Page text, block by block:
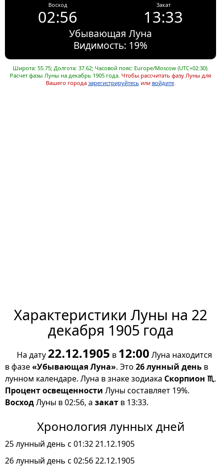
Восход
02:56
Закат
13:33
Убывающая Луна
Видимость: 19%
Широта: 55.75; Долгота: 37.62; Часовой пояс: Europe/Moscow (UTC+02:30).
Расчет фазы Луны на декабрь 1905 года. Чтобы рассчитать фазу Луны для
Вашего города зарегистрируйтесь или войдите.
Характеристики Луны на 22
декабря 1905 года
На дату 22.12.1905 в 12:00 Луна находится
в фазе«Убывающая Луна». Это 26 лунный день в
лунном календаре. Луна в знаке зодиака Скорпион ♏.
Процент освещенности Луны составляет 19%.
ВосходЛуны в 02:56, а закат в 13:33.
Хронология лунных дней
25 лунный день с 01:32 21.12.1905
26 лунный день с 02:56 22.12.1905